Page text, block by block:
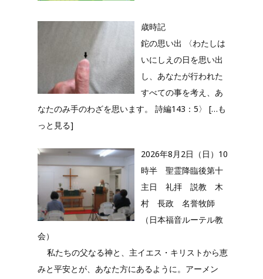
歳時記
鉈の思い出 〈わたしは
いにしえの日を思い出
し、あなたが行われた
すべての事を考え、あ
なたのみ手のわざを思います。 詩編143：5〉 […も
っと見る]
2026年8月2日（日）10
時半 聖霊降臨後第十
主日 礼拝 説教 木
村 長政 名誉牧師
（日本福音ルーテル教
会）
私たちの父なる神と、主イエス・キリストから恵
みと平安とが、あなた方にあるように。アーメン